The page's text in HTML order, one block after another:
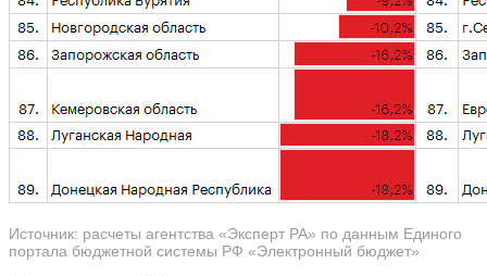
Источник: расчеты агентства «Эксперт РА» по данным Единого
портала бюджетной системы РФ «Электронный бюджет»